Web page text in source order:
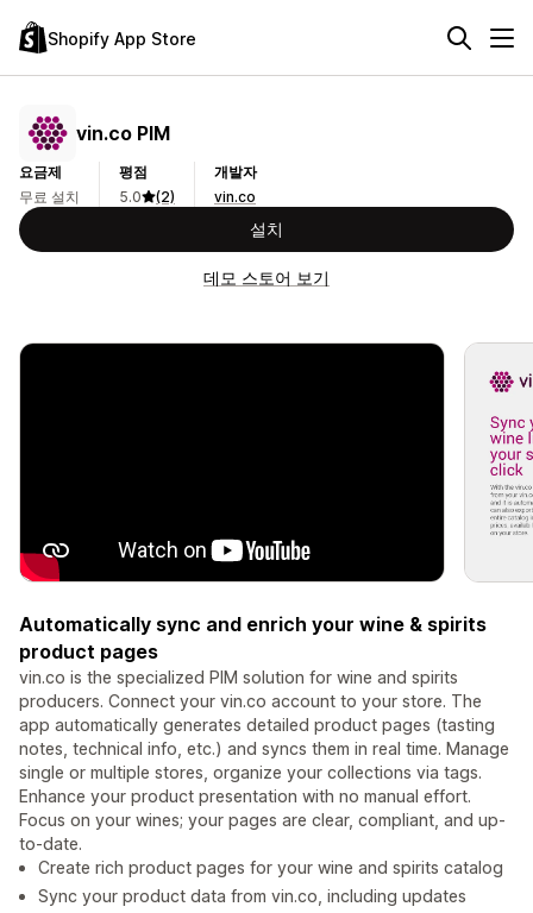
Shopify App Store
vin.co PIM
요금제
무료 설치
평점
5.0
(2)
개발자
vin.co
설치
데모 스토어 보기
Automatically sync and enrich your wine & spirits
product pages
vin.co is the specialized PIM solution for wine and spirits
producers. Connect your vin.co account to your store. The
app automatically generates detailed product pages (tasting
notes, technical info, etc.) and syncs them in real time. Manage
single or multiple stores, organize your collections via tags.
Enhance your product presentation with no manual effort.
Focus on your wines; your pages are clear, compliant, and up-
to-date.
Create rich product pages for your wine and spirits catalog
Sync your product data from vin.co, including updates